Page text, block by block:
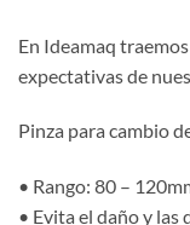
En Ideamaq
expectativas de
Pinza para cambio
• Rango: 80 –
• Evita el daño y las